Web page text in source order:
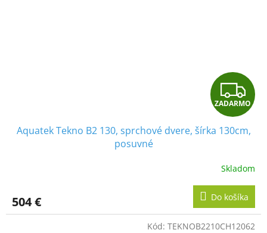
Z
A
D
A
R
M
ZADARMO
Aquatek Tekno B2 130, sprchové dvere, šírka 130cm,
posuvné
Skladom
504 € Do košíka
Kód: TEKNOB2210CH12062